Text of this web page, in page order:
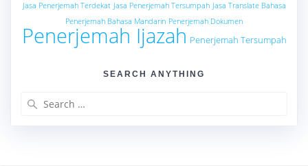
Jasa Penerjemah Terdekat Jasa Penerjemah Tersumpah Jasa Translate Bahasa
Penerjemah Bahasa Mandarin Penerjemah Dokumen
Penerjemah Ijazah Penerjemah Tersumpah
SEARCH ANYTHING